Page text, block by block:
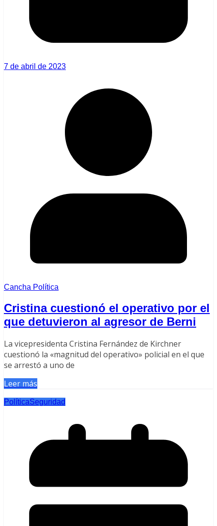
7 de abril de 2023
Cancha Política
Cristina cuestionó el operativo por el
que detuvieron al agresor de Berni
La vicepresidenta Cristina Fernández de Kirchner
cuestionó la «magnitud del operativo» policial en el que
se arrestó a uno de
Leer más
PolíticaSeguridad